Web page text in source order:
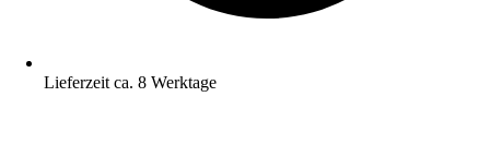
Lieferzeit ca. 8 Werktage